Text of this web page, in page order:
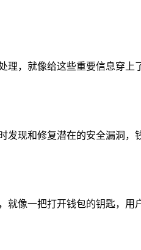
理，就像给这些重要信息穿
现和修复潜在的安全漏洞
像一把打开钱包的钥匙，